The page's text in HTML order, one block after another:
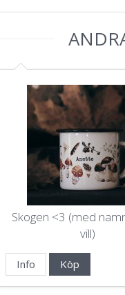
Skogen <3 (med
vill)
Info Köp